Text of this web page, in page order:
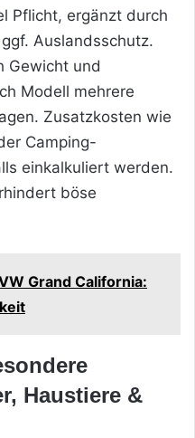
Pflicht, ergänzt durch
Auslandsschutz.
Gewicht und
Modell mehrere
Zusatzkosten wie
Camping-
einkalkuliert werden.
böse
Grand California:
Haustiere &